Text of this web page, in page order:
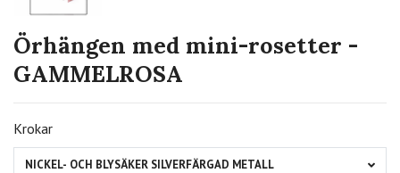
Örhängen med mini-rosetter -
GAMMELROSA
Krokar
NICKEL- OCH BLYSÄKER SILVERFÄRGAD METALL